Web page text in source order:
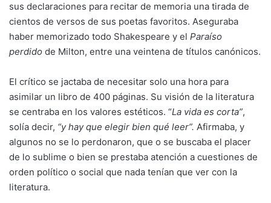
sus declaraciones para recitar de memoria una tirada de
cientos de versos de sus poetas favoritos. Aseguraba
haber memorizado todo Shakespeare y el Paraíso
perdido de Milton, entre una veintena de títulos canónicos.
El crítico se jactaba de necesitar solo una hora para
asimilar un libro de 400 páginas. Su visión de la literatura
se centraba en los valores estéticos. “La vida es corta”,
solía decir, “y hay que elegir bien qué leer”. Afirmaba, y
algunos no se lo perdonaron, que o se buscaba el placer
de lo sublime o bien se prestaba atención a cuestiones de
orden político o social que nada tenían que ver con la
literatura.